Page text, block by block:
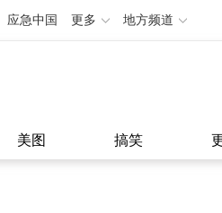
应急中国 更多 地方频道
美图 搞笑